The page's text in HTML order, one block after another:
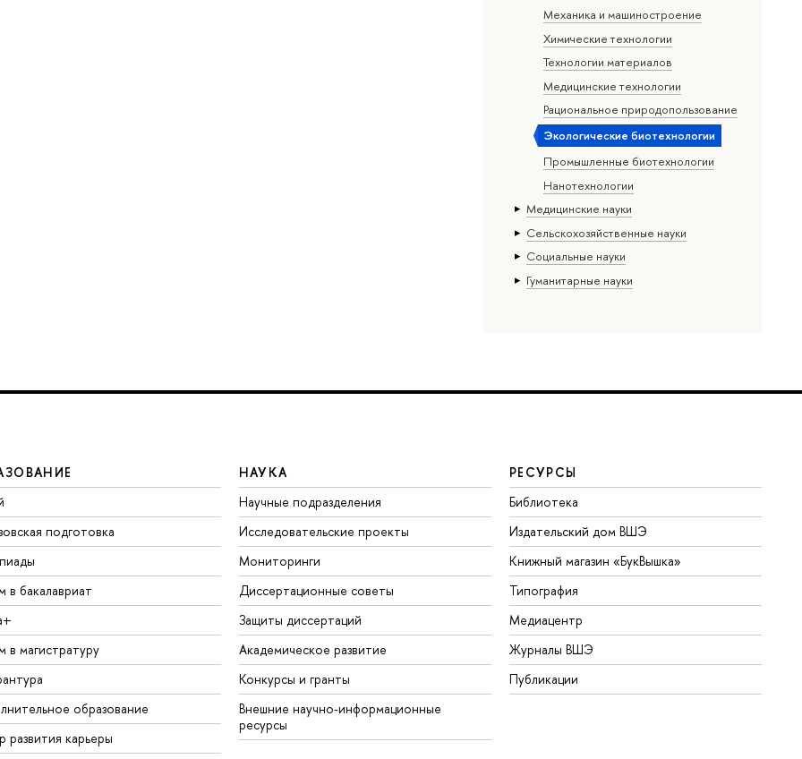
Механика и машиностроение
Химические технологии
Технологии материалов
Медицинские технологии
Рациональное природопользование
Экологические биотехнологии
Промышленные биотехнологии
Нанотехнологии
Медицинские науки
Сельскохозяйственные науки
Социальные науки
Гуманитарные науки
подготовка
в бакалавриат
в магистратуру
образование
развития карьеры
НАУКА
Научные подразделения
Исследовательские проекты
Мониторинги
Диссертационные советы
Защиты диссертаций
Академическое развитие
Конкурсы и гранты
Внешние научно-информационные
ресурсы
РЕСУРСЫ
Библиотека
Издательский дом ВШЭ
Книжный магазин «БукВышка»
Типография
Медиацентр
Журналы ВШЭ
Публикации